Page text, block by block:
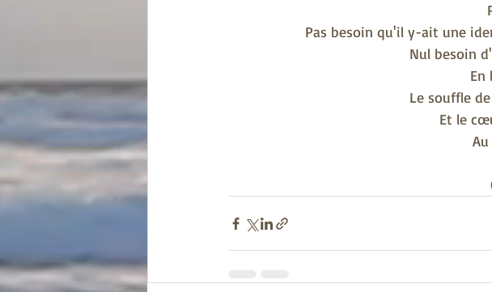
Pas besoin qu'il y-ait une
Nul besoin
En
Le souffle
Et le